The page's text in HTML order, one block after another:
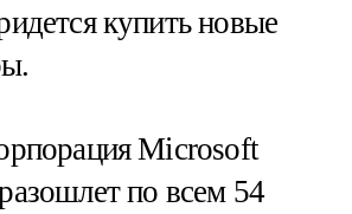
купить новые
Microsoft
по всем 54